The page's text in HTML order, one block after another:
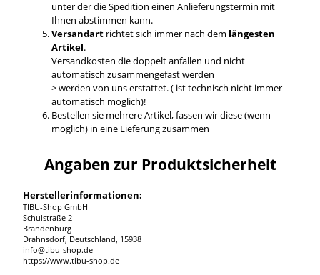
unter der die Spedition einen Anlieferungstermin mit
Ihnen abstimmen kann.
Versandartrichtet sich immer nach dem längesten
Artikel.
Versandkosten die doppelt anfallen und nicht
automatisch zusammengefast werden
> werden von uns erstattet. ( ist technisch nicht immer
automatisch möglich)!
Bestellen sie mehrere Artikel, fassen wir diese (wenn
möglich) in eine Lieferung zusammen
Angaben zur Produktsicherheit
Herstellerinformationen:
TIBU-Shop GmbH
Schulstraße 2
Brandenburg
Drahnsdorf, Deutschland, 15938
info@tibu-shop.de
https://www.tibu-shop.de